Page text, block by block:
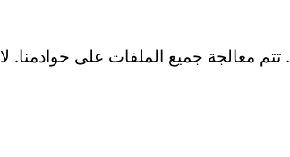
يعمل من جميع المنصات بما في ذلك Windows و Mac و Android و iOS. تتم معالجة جميع الملفات على خوادمنا. لا